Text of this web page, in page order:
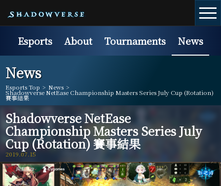
Esports About Tournaments News
News
Esports Top > News >
Shadowverse NetEase Championship Masters Series July Cup (Rotation)
賽事結果
Shadowverse NetEase
Championship Masters Series July
Cup (Rotation) 賽事結果
2019.07.15